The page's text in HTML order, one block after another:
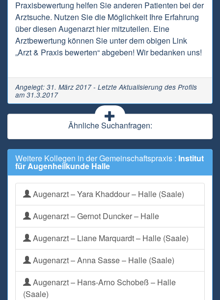
Praxisbewertung helfen Sie anderen Patienten bei der
Arztsuche. Nutzen Sie die Möglichkeit Ihre Erfahrung
über diesen Augenarzt hier mitzuteilen. Eine
Arztbewertung können Sie unter dem obigen Link
„Arzt & Praxis bewerten“ abgeben! Wir bedanken uns!
Angelegt: 31. März 2017 - Letzte Aktualisierung des Profils
am 31.3.2017
Ähnliche Suchanfragen:
Weitere Kollegen in der Gemeinschaftspraxis : Institut
für Augenheilkunde Halle
Augenarzt – Yara Khaddour – Halle (Saale)
Augenarzt – Gernot Duncker – Halle
Augenarzt – Liane Marquardt – Halle (Saale)
Augenarzt – Anna Sasse – Halle (Saale)
Augenarzt – Hans-Arno Schobeß – Halle
(Saale)